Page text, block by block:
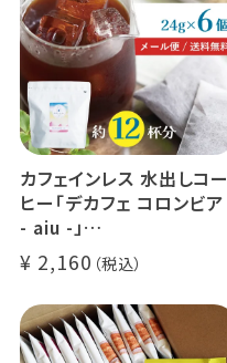
カフェインレス 水出しコー
ヒー「デカフェ コロンビア
- aiu -」
24g×6個（約12杯分）
マウンテンウォータープロ
セス カフェインレスコーヒ
ー豆100%使用 メール便
でお届け
2,160